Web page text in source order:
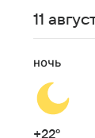
11
ночь
+22°